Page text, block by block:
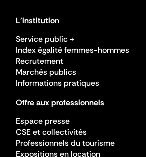
L'institution
Service public +
Index égalité femmes-hommes
Recrutement
Marchés publics
Informations pratiques
Offre aux professionnels
Espace presse
CSE et collectivités
Professionnels du tourisme
Expositions en location